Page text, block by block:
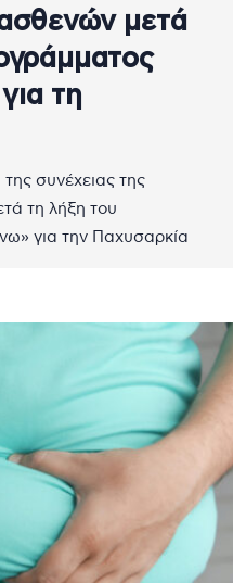
μετά
τη
συνέχειας της
τη λήξη του
για την Παχυσαρκία